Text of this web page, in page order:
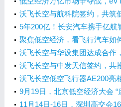
机遇与挑战
沃飞长空与航科院签约，共筑
5年200亿！长安汽车携手亿航
力低空经济！
聚焦低空经济，看飞行汽车如
沃飞长空与华设集团达成合作
级
沃飞长空与中发天信签约，共
沃飞长空低空飞行器AE200亮
济馆
9月19日，北京低空经济大会 “
11月14日-16日，深圳高交会